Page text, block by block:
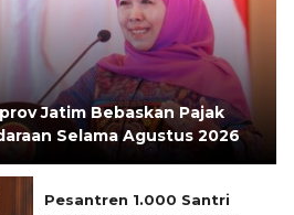
Jatim Bebaskan Pajak
Selama Agustus 2026
Pesantren 1.000 Santri